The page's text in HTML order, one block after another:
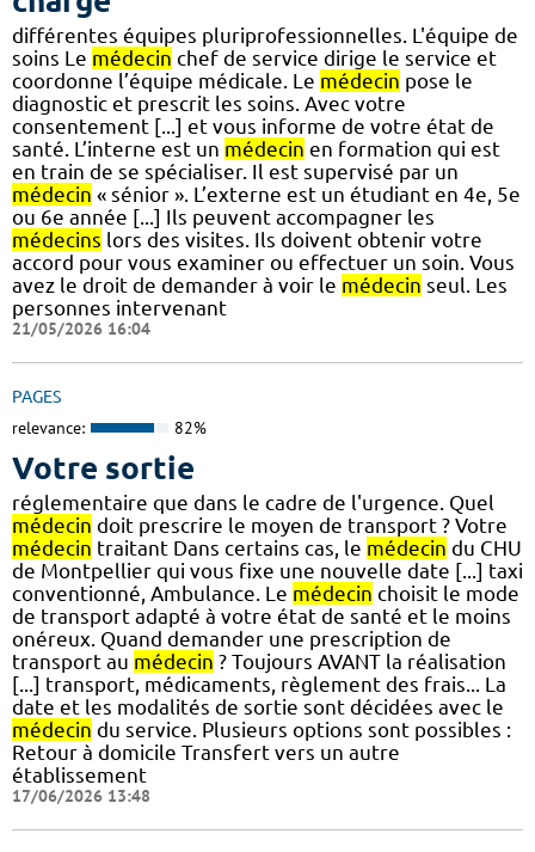
différentes équipes pluriprofessionnelles. L'équipe de
soins Le médecin chef de service dirige le service et
coordonne l’équipe médicale. Le médecin pose le
diagnostic et prescrit les soins. Avec votre
consentement [...] et vous informe de votre état de
santé. L’interne est un médecin en formation qui est
en train de se spécialiser. Il est supervisé par un
médecin « sénior ». L’externe est un étudiant en 4e, 5e
ou 6e année [...] Ils peuvent accompagner les
médecins lors des visites. Ils doivent obtenir votre
accord pour vous examiner ou effectuer un soin. Vous
avez le droit de demander à voir le médecin seul. Les
personnes intervenant
21/05/2026 16:04
PAGES
relevance: 82%
Votre sortie
réglementaire que dans le cadre de l'urgence. Quel
médecin doit prescrire le moyen de transport ? Votre
médecin traitant Dans certains cas, le médecin du CHU
de Montpellier qui vous fixe une nouvelle date [...] taxi
conventionné, Ambulance. Le médecin choisit le mode
de transport adapté à votre état de santé et le moins
onéreux. Quand demander une prescription de
transport au médecin ? Toujours AVANT la réalisation
[...] transport, médicaments, règlement des frais... La
date et les modalités de sortie sont décidées avec le
médecin du service. Plusieurs options sont possibles :
Retour à domicile Transfert vers un autre
établissement
17/06/2026 13:48